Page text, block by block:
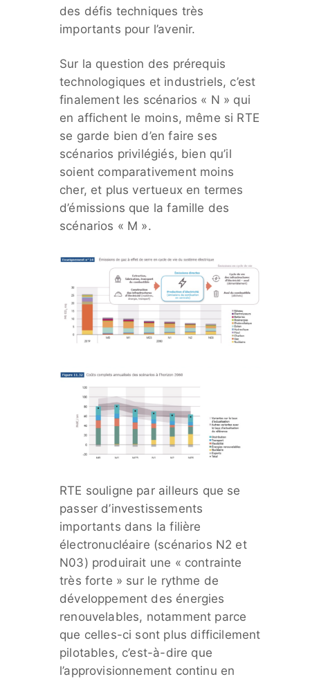
des défis techniques très
importants pour l’avenir.
Sur la question des prérequis
technologiques et industriels, c’est
finalement les scénarios « N » qui
en affichent le moins, même si RTE
se garde bien d’en faire ses
scénarios privilégiés, bien qu’il
soient comparativement moins
cher, et plus vertueux en termes
d’émissions que la famille des
scénarios « M ».
RTE souligne par ailleurs que se
passer d’investissements
importants dans la filière
électronucléaire (scénarios N2 et
N03) produirait une « contrainte
très forte » sur le rythme de
développement des énergies
renouvelables, notamment parce
que celles-ci sont plus difficilement
pilotables, c’est-à-dire que
l’approvisionnement continu en